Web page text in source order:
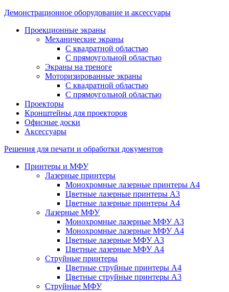
Демонстрационное оборудование и аксессуары
Проекционные экраны
Механические экраны
С квадратной областью
С прямоугольной областью
Экраны на треноге
Моторизированные экраны
С квадратной областью
С прямоугольной областью
Проекторы
Кронштейны для проекторов
Офисные доски
Аксессуары
Решения для печати и обработки документов
Принтеры и МФУ
Лазерные принтеры
Монохромные лазерные принтеры А4
Цветные лазерные принтеры А3
Цветные лазерные принтеры А4
Лазерные МФУ
Монохромные лазерные МФУ А3
Монохромные лазерные МФУ А4
Цветные лазерные МФУ А3
Цветные лазерные МФУ А4
Струйные принтеры
Цветные струйные принтеры А4
Цветные струйные принтеры А3
Струйные МФУ